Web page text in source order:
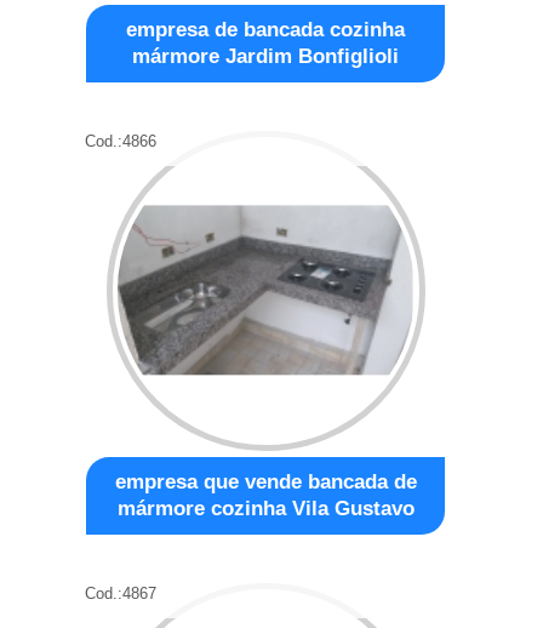
empresa de bancada cozinha
mármore Jardim Bonfiglioli
Cod.:4866
empresa que vende bancada de
mármore cozinha Vila Gustavo
Cod.:4867